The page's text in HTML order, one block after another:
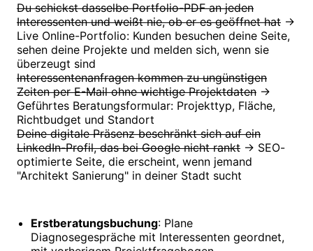
Du schickst dasselbe Portfolio-PDF an jeden
Interessenten und weißt nie, ob er es geöffnet hat →
Live Online-Portfolio: Kunden besuchen deine Seite,
sehen deine Projekte und melden sich, wenn sie
überzeugt sind
Interessentenanfragen kommen zu ungünstigen
Zeiten per E-Mail ohne wichtige Projektdaten →
Geführtes Beratungsformular: Projekttyp, Fläche,
Richtbudget und Standort
Deine digitale Präsenz beschränkt sich auf ein
LinkedIn-Profil, das bei Google nicht rankt → SEO-
optimierte Seite, die erscheint, wenn jemand
"Architekt Sanierung" in deiner Stadt sucht
Erstberatungsbuchung: Plane
Diagnosegespräche mit Interessenten geordnet,